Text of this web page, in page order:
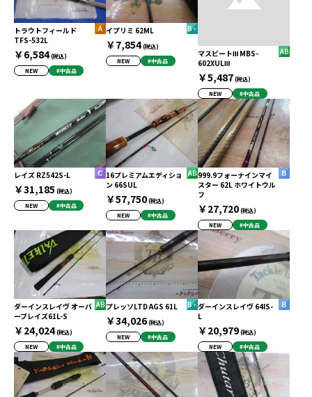
トラウトフィールド
TFS-532L
￥6,584(税込)
NEW
#中古品
イプリミ 62ML
￥7,854(税込)
NEW
#中古品
マスビートⅢ MBS-
602XULⅢ
￥5,487(税込)
NEW
#中古品
レイズ RZ542S-L
￥31,185 (税込)
NEW
#中古品
16プレミアムエディショ
ン 66SUL
￥57,750(税込)
NEW
#中古品
999.9フォーナインマイ
スター 62L ホワイトウル
フ
￥27,720(税込)
NEW
#中古品
ダーインスレイヴ オーバ
ーブレイズ61L-S
￥24,024(税込)
NEW
#中古品
プレッソLTD AGS 61L
￥34,026(税込)
NEW
#中古品
ダーインスレイヴ 64IS-
L
￥20,979(税込)
NEW
#中古品